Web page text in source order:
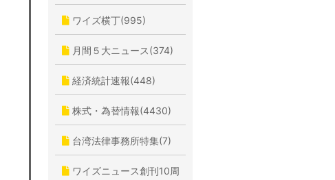
ワイズ横丁(995)
月間５大ニュース(374)
経済統計速報(448)
株式・為替情報(4430)
台湾法律事務所特集(7)
ワイズニュース創刊10周